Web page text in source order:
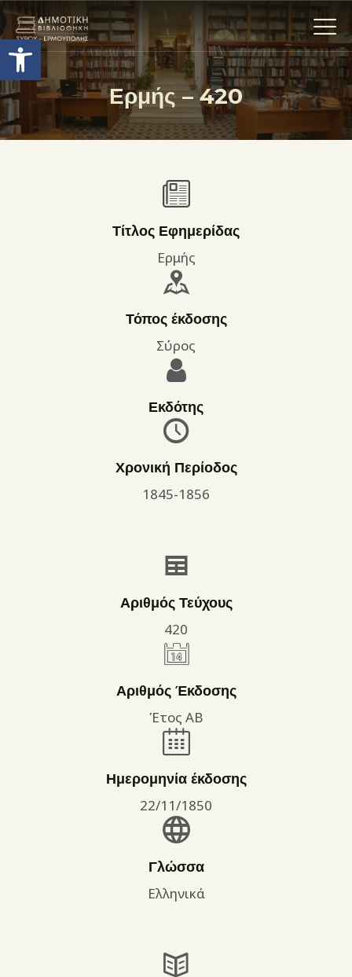
Ανοίξτε τη γραμμή εργαλείων
Ερμής – 420
Η ΒΙΒΛΙΟΘΗΚΗ
ΟΙ ΣΥΛΛΟΓΈΣ
ΔΡΑΣΤΗΡΙΟΤΗΤΕΣ
ΕΠΙΚΟΙΝΩΝΊΑ
ΌΡΟΙ ΧΡΉΣΗΣ
Τίτλος Εφημερίδας
Ερμής
Τόπος έκδοσης
Σύρος
Εκδότης
Χρονική Περίοδος
1845-1856
Αριθμός Τεύχους
420
Αριθμός Έκδοσης
Έτος ΑΒ
Ημερομηνία έκδοσης
22/11/1850
Γλώσσα
Ελληνικά